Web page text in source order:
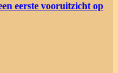
eerste vooruitzicht op